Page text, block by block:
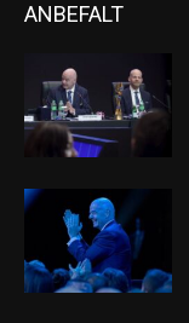
ANBEFALT